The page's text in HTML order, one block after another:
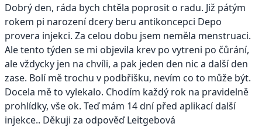
Dobrý den, ráda bych chtěla poprosit o radu. Již pátým
rokem pi narození dcery beru antikoncepci Depo
provera injekci. Za celou dobu jsem neměla menstruaci.
Ale tento týden se mi objevila krev po vytreni po čůrání,
ale vždycky jen na chvíli, a pak jeden den nic a další den
zase. Bolí mě trochu v podbřišku, nevím co to může být.
Docela mě to vylekalo. Chodím každý rok na pravidelně
prohlídky, vše ok. Teď mám 14 dní před aplikací další
injekce.. Děkuji za odpověď Leitgebová